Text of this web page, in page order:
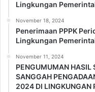
Lingkungan
November 18, 2024
Penerimaan PPPK
Lingkungan
November 11, 2024
PENGUMUMAN HASIL
SANGGAH
2024 DI LINGKUNGAN